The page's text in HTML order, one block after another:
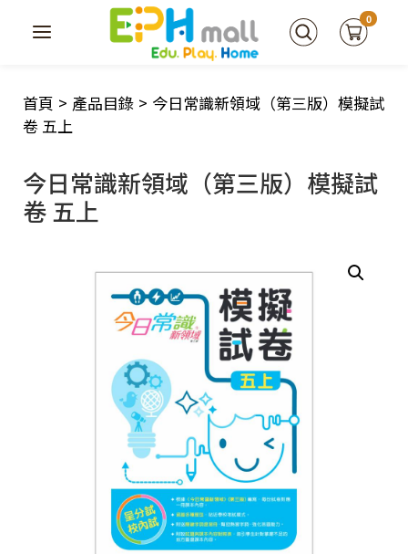
0
首頁 > 產品目錄 > 今日常識新領域（第三版）模擬試
卷 五上
今日常識新領域（第三版）模擬試
卷 五上